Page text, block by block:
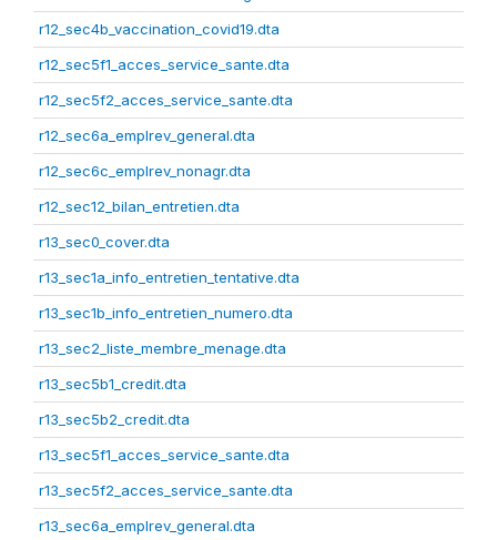
r12_sec4b_vaccination_covid19.dta
r12_sec5f1_acces_service_sante.dta
r12_sec5f2_acces_service_sante.dta
r12_sec6a_emplrev_general.dta
r12_sec6c_emplrev_nonagr.dta
r12_sec12_bilan_entretien.dta
r13_sec0_cover.dta
r13_sec1a_info_entretien_tentative.dta
r13_sec1b_info_entretien_numero.dta
r13_sec2_liste_membre_menage.dta
r13_sec5b1_credit.dta
r13_sec5b2_credit.dta
r13_sec5f1_acces_service_sante.dta
r13_sec5f2_acces_service_sante.dta
r13_sec6a_emplrev_general.dta